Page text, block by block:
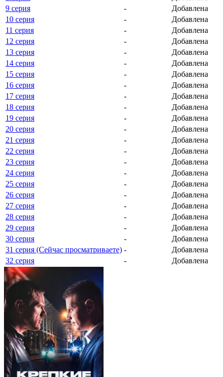
9 серия
-
Добавлена
10 серия
-
Добавлена
11 серия
-
Добавлена
12 серия
-
Добавлена
13 серия
-
Добавлена
14 серия
-
Добавлена
15 серия
-
Добавлена
16 серия
-
Добавлена
17 серия
-
Добавлена
18 серия
-
Добавлена
19 серия
-
Добавлена
20 серия
-
Добавлена
21 серия
-
Добавлена
22 серия
-
Добавлена
23 серия
-
Добавлена
24 серия
-
Добавлена
25 серия
-
Добавлена
26 серия
-
Добавлена
27 серия
-
Добавлена
28 серия
-
Добавлена
29 серия
-
Добавлена
30 серия
-
Добавлена
31 серия (Сейчас просматриваете) -
Добавлена
32 серия
- Добавлена